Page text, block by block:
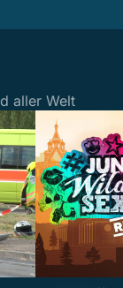
aller Welt